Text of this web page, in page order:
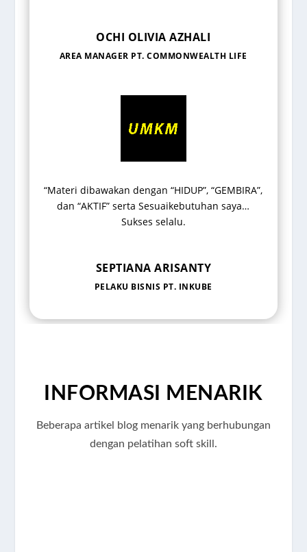
OCHI OLIVIA AZHALI
AREA MANAGER PT. COMMONWEALTH LIFE
“Materi dibawakan dengan “HIDUP”, “GEMBIRA”,
dan “AKTIF” serta Sesuaikebutuhan saya…
Sukses selalu.
SEPTIANA ARISANTY
PELAKU BISNIS PT. INKUBE
INFORMASI MENARIK
Beberapa artikel blog menarik yang berhubungan
dengan pelatihan soft skill.